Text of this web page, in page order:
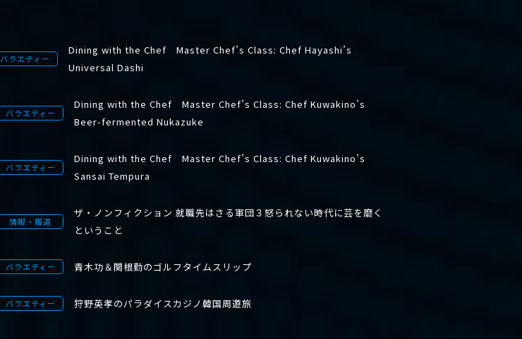
バラエティー
Dining with the Chef Master Chef’s Class: Chef Hayashi’s
Universal Dashi
バラエティー
Dining with the Chef Master Chef’s Class: Chef Kuwakino’s
Beer-fermented Nukazuke
バラエティー
Dining with the Chef Master Chef’s Class: Chef Kuwakino’s
Sansai Tempura
情報・報道
ザ・ノンフィクション 就職先はさる軍団３怒られない時代に芸を磨く
ということ
バラエティー 青木功＆関根勤のゴルフタイムスリップ
バラエティー 狩野英孝のパラダイスカジノ韓国周遊旅